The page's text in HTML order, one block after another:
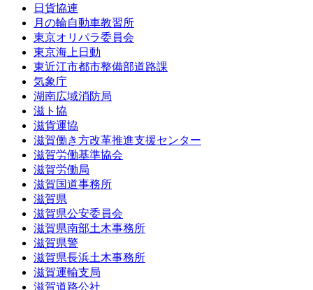
日貨協連
月の輪自動車教習所
東京オリパラ委員会
東京海上日動
東近江市都市整備部道路課
気象庁
湖南広域消防局
滋ト協
滋貨運協
滋賀働き方改革推進支援センター
滋賀労働基準協会
滋賀労働局
滋賀国道事務所
滋賀県
滋賀県公安委員会
滋賀県南部土木事務所
滋賀県警
滋賀県長浜土木事務所
滋賀運輸支局
滋賀道路公社